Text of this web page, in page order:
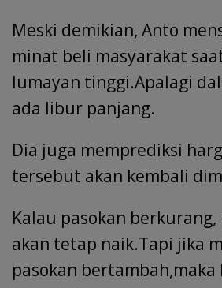
Meski demikian, Anto
minat beli masyarakat
lumayan tinggi.Apalagi
ada libur panjang.
Dia juga memprediksi
tersebut akan kembali
Kalau pasokan berkurang,
akan tetap naik.Tapi jika
pasokan bertambah,maka